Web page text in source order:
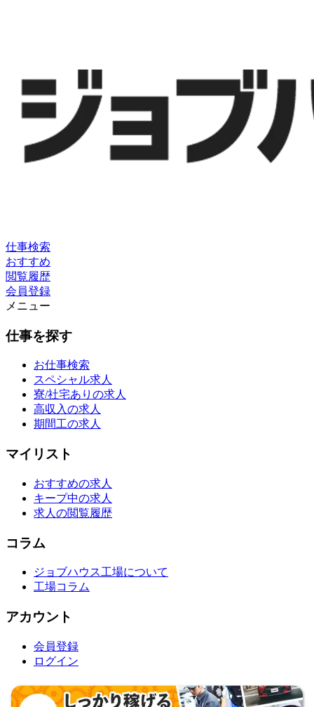
仕事検索
おすすめ
閲覧履歴
会員登録
メニュー
仕事を探す
お仕事検索
スペシャル求人
寮/社宅ありの求人
高収入の求人
期間工の求人
マイリスト
おすすめの求人
キープ中の求人
求人の閲覧履歴
コラム
ジョブハウス工場について
工場コラム
アカウント
会員登録
ログイン